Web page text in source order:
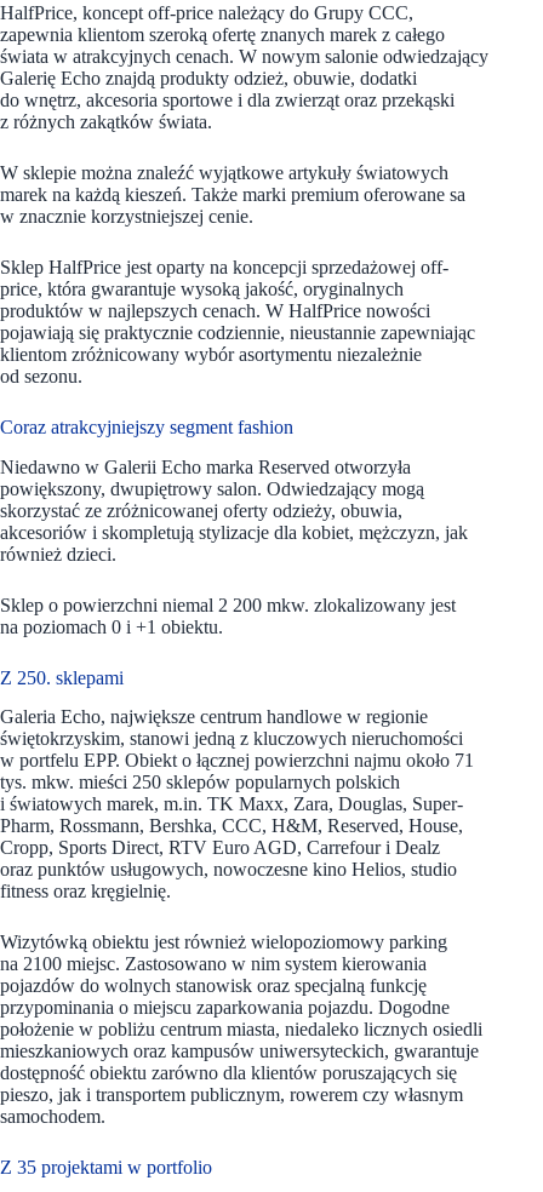
HalfPrice, koncept off-price należący do Grupy CCC,
zapewnia klientom szeroką ofertę znanych marek z całego
świata w atrakcyjnych cenach. W nowym salonie odwiedzający
Galerię Echo znajdą produkty odzież, obuwie, dodatki
do wnętrz, akcesoria sportowe i dla zwierząt oraz przekąski
z różnych zakątków świata.
W sklepie można znaleźć wyjątkowe artykuły światowych
marek na każdą kieszeń. Także marki premium oferowane sa
w znacznie korzystniejszej cenie.
Sklep HalfPrice jest oparty na koncepcji sprzedażowej off-
price, która gwarantuje wysoką jakość, oryginalnych
produktów w najlepszych cenach. W HalfPrice nowości
pojawiają się praktycznie codziennie, nieustannie zapewniając
klientom zróżnicowany wybór asortymentu niezależnie
od sezonu.
Coraz atrakcyjniejszy segment fashion
Niedawno w Galerii Echo marka Reserved otworzyła
powiększony, dwupiętrowy salon. Odwiedzający mogą
skorzystać ze zróżnicowanej oferty odzieży, obuwia,
akcesoriów i skompletują stylizacje dla kobiet, mężczyzn, jak
również dzieci.
Sklep o powierzchni niemal 2 200 mkw. zlokalizowany jest
na poziomach 0 i +1 obiektu.
Z 250. sklepami
Galeria Echo, największe centrum handlowe w regionie
świętokrzyskim, stanowi jedną z kluczowych nieruchomości
w portfelu EPP. Obiekt o łącznej powierzchni najmu około 71
tys. mkw. mieści 250 sklepów popularnych polskich
i światowych marek, m.in. TK Maxx, Zara, Douglas, Super-
Pharm, Rossmann, Bershka, CCC, H&M, Reserved, House,
Cropp, Sports Direct, RTV Euro AGD, Carrefour i Dealz
oraz punktów usługowych, nowoczesne kino Helios, studio
fitness oraz kręgielnię.
Wizytówką obiektu jest również wielopoziomowy parking
na 2100 miejsc. Zastosowano w nim system kierowania
pojazdów do wolnych stanowisk oraz specjalną funkcję
przypominania o miejscu zaparkowania pojazdu. Dogodne
położenie w pobliżu centrum miasta, niedaleko licznych osiedli
mieszkaniowych oraz kampusów uniwersyteckich, gwarantuje
dostępność obiektu zarówno dla klientów poruszających się
pieszo, jak i transportem publicznym, rowerem czy własnym
samochodem.
Z 35 projektami w portfolio